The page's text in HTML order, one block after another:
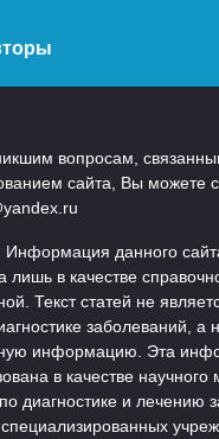
вопросам,
сайта, Вы можете
Информация данного
лишь в качестве
Текст статей не
заболеваний, а
информацию. Эта
в качестве научного
по диагностике и лечению
специализированных